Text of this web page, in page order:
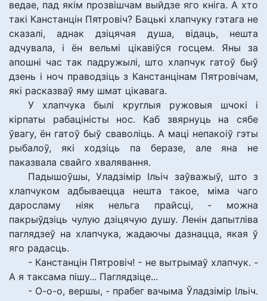
ведае, пад якім прозвішчам выйдзе яго кніга. А хто
такі Канстанцін Пятровіч? Бацькі хлапчуку гэтага не
сказалі, аднак дзіцячая душа, відаць, нешта
адчувала, і ён вельмі цікавіўся госцем. Яны за
апошні час так падружылі, што хлапчук гатоў быў
дзень і ноч праводзіць з Канстанцінам Пятровічам,
які расказваў яму шмат цікавага.
У хлапчука былі круглыя ружовыя шчокі і
кірпаты рабаціністы нос. Каб звярнуць на сябе
ўвагу, ён гатоў быў сваволіць. А маці непакоіў гэты
рыбалоў, які ходзіць па беразе, але яна не
паказвала свайго хвалявання.
Падышоўшы, Уладзімір Ільіч заўважыў, што з
хлапчуком адбываецца нешта такое, міма чаго
даросламу ніяк нельга прайсці, - можна
пакрыўдзіць чулую дзіцячую душу. Ленін дапытліва
паглядзеў на хлапчука, жадаючы дазнацца, якая ў
яго радасць.
- Канстанцін Пятровіч! - не вытрымаў хлапчук. -
А я таксама пішу... Паглядзіце...
- О-о-о, вершы, - прабег вачыма Ўладзімір Ільіч.